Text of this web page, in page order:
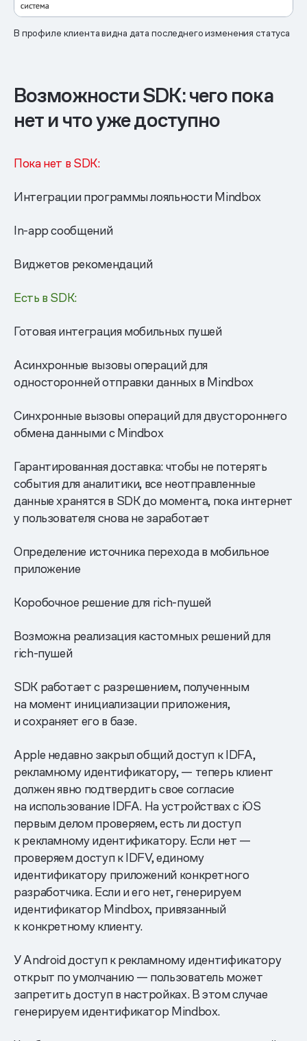
В профиле клиента видна дата последнего изменения статуса
Возможности SDK: чего пока
нет и что уже доступно
Пока нет в SDK:
Интеграции программы лояльности Mindbox
In-app сообщений
Виджетов рекомендаций
Есть в SDK:
Готовая интеграция мобильных пушей
Асинхронные вызовы операций для
односторонней отправки данных в Mindbox
Синхронные вызовы операций для двустороннего
обмена данными с Mindbox
Гарантированная доставка: чтобы не потерять
события для аналитики, все неотправленные
данные хранятся в SDK до момента, пока интернет
у пользователя снова не заработает
Определение источника перехода в мобильное
приложение
Коробочное решение для rich-пушей
Возможна реализация кастомных решений для
rich-пушей
SDK работает с разрешением, полученным
на момент инициализации приложения,
и сохраняет его в базе.
Apple недавно закрыл общий доступ к IDFA,
рекламному идентификатору, — теперь клиент
должен явно подтвердить свое согласие
на использование IDFA. На устройствах с iOS
первым делом проверяем, есть ли доступ
к рекламному идентификатору. Если нет —
проверяем доступ к IDFV, единому
идентификатору приложений конкретного
разработчика. Если и его нет, генерируем
идентификатор Mindbox, привязанный
к конкретному клиенту.
У Android доступ к рекламному идентификатору
открыт по умолчанию — пользователь может
запретить доступ в настройках. В этом случае
генерируем идентификатор Mindbox.